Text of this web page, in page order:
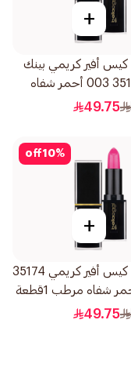
+
كيس أفير كريمي بينك
باور 35174 003 أحمر شفاه
1قطعة
49.75
10%
off
+
بيلاوجي كيس أفير كريمي 35174
49.75